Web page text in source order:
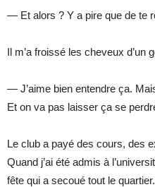
— Et alors ? Y a pire que de te
Il m’a froissé les cheveux d’un
— J’aime bien entendre ça.
Et on va pas laisser ça se
Le club a payé des cours, des
Quand j’ai été admis à
fête qui a secoué tout le